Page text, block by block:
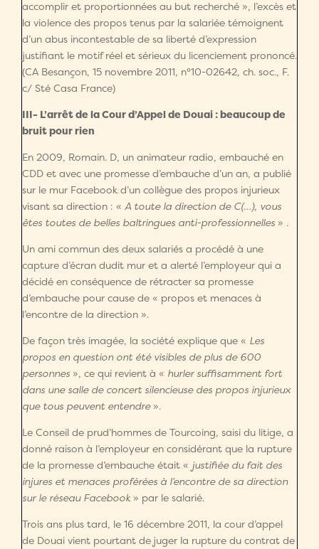
accomplir et proportionnées au but recherché », l’excès et
la violence des propos tenus par la salariée témoignent
d’un abus incontestable de sa liberté d’expression
justifiant le motif réel et sérieux du licenciement prononcé.
(CA Besançon, 15 novembre 2011, n°10-02642, ch. soc., F.
c/ Sté Casa France)
III- L’arrêt de la Cour d’Appel de Douai : beaucoup de
bruit pour rien
En 2009, Romain. D, un animateur radio, embauché en
CDD et avec une promesse d’embauche d’un an, a publié
sur le mur Facebook d’un collègue des propos injurieux
visant sa direction : « A toute la direction de C(…), vous
êtes toutes de belles baltringues anti-professionnelles » .
Un ami commun des deux salariés a procédé à une
capture d’écran dudit mur et a alerté l’employeur qui a
décidé en conséquence de rétracter sa promesse
d’embauche pour cause de « propos et menaces à
l’encontre de la direction ».
De façon très imagée, la société explique que « Les
propos en question ont été visibles de plus de 600
personnes », ce qui revient à « hurler suffisamment fort
dans une salle de concert silencieuse des propos injurieux
que tous peuvent entendre».
Le Conseil de prud’hommes de Tourcoing, saisi du litige, a
donné raison à l’employeur en considérant que la rupture
de la promesse d’embauche était « justifiée du fait des
injures et menaces proférées à l’encontre de sa direction
sur le réseau Facebook » par le salarié.
Trois ans plus tard, le 16 décembre 2011, la cour d’appel
de Douai vient pourtant de juger la rupture du contrat de